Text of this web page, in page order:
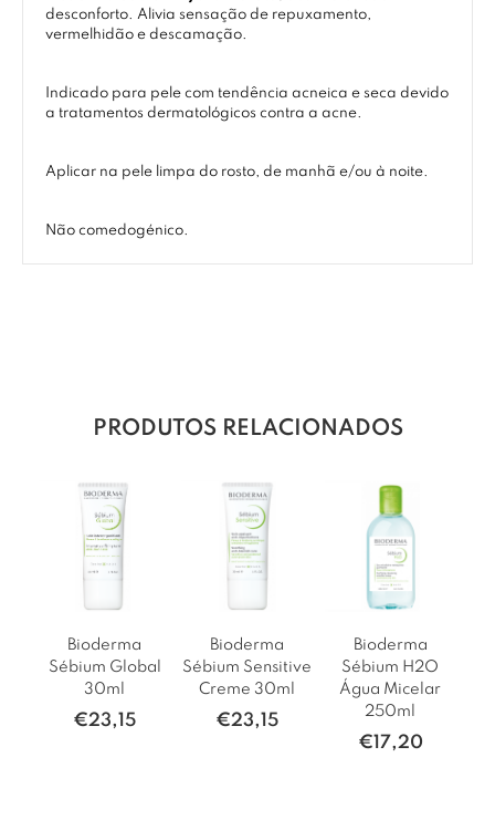
desconforto. Alivia sensação de repuxamento,
vermelhidão e descamação.
Indicado para pele com tendência acneica e seca devido
a tratamentos dermatológicos contra a acne.
Aplicar na pele limpa do rosto, de manhã e/ou à noite.
Não comedogénico.
PRODUTOS RELACIONADOS
Bioderma
Sébium Global
30ml
€23,15
Bioderma
Sébium Sensitive
Creme 30ml
€23,15
Bioderma
Sébium H2O
Água Micelar
250ml
€17,20